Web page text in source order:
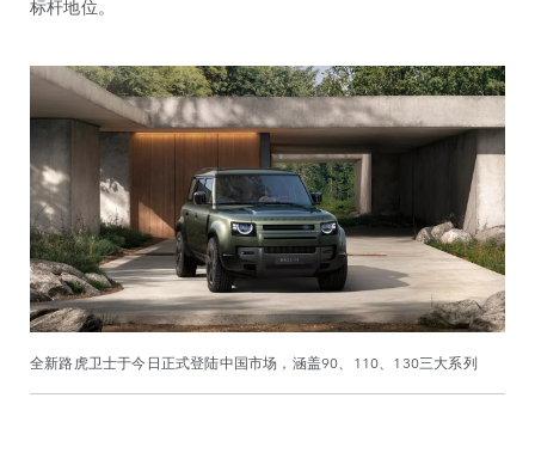
标杆地位。
全新路虎卫士于今日正式登陆中国市场，涵盖90、110、130三大系列